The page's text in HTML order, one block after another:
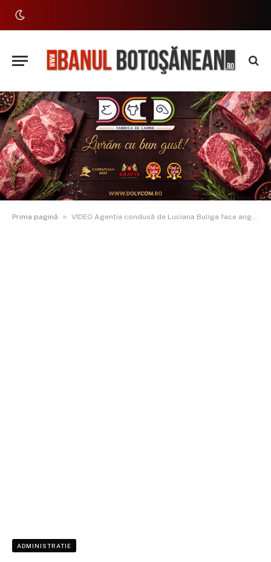
Prima pagină » VIDEO Agenția condusă de Luciana Buliga face angajări
ADMINISTRATIE